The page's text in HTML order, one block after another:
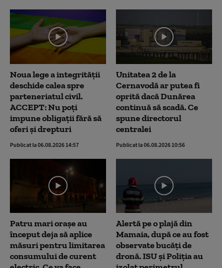
Noua lege a integrității
deschide calea spre
parteneriatul civil.
ACCEPT: Nu poți
impune obligații fără să
oferi și drepturi
Publicat la 06.08.2026 14:57
Unitatea 2 de la
Cernavodă ar putea fi
oprită dacă Dunărea
continuă să scadă. Ce
spune directorul
centralei
Publicat la 06.08.2026 10:56
Patru mari orașe au
început deja să aplice
măsuri pentru limitarea
consumului de curent
Alertă pe o plajă din
Mamaia, după ce au fost
observate bucăți de
dronă. ISU și Poliția au